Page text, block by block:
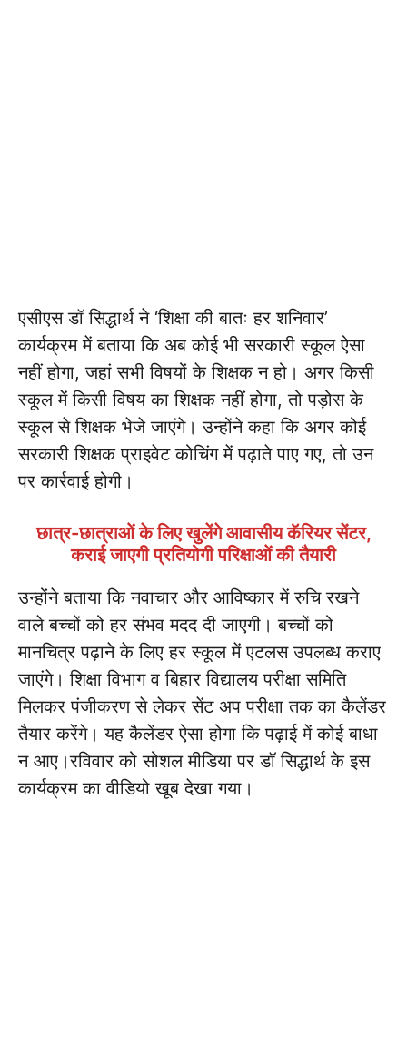
एसीएस डॉ सिद्धार्थ ने ‘शिक्षा की बातः हर शनिवार’
कार्यक्रम में बताया कि अब कोई भी सरकारी स्कूल ऐसा
नहीं होगा, जहां सभी विषयों के शिक्षक न हो। अगर किसी
स्कूल में किसी विषय का शिक्षक नहीं होगा, तो पड़ोस के
स्कूल से शिक्षक भेजे जाएंगे। उन्होंने कहा कि अगर कोई
सरकारी शिक्षक प्राइवेट कोचिंग में पढ़ाते पाए गए, तो उन
पर कार्रवाई होगी।
छात्र-छात्राओं के लिए खुलेंगे आवासीय कॅरियर सेंटर,
कराई जाएगी प्रतियोगी परिक्षाओं की तैयारी
उन्होंने बताया कि नवाचार और आविष्कार में रुचि रखने
वाले बच्चों को हर संभव मदद दी जाएगी। बच्चों को
मानचित्र पढ़ाने के लिए हर स्कूल में एटलस उपलब्ध कराए
जाएंगे। शिक्षा विभाग व बिहार विद्यालय परीक्षा समिति
मिलकर पंजीकरण से लेकर सेंट अप परीक्षा तक का कैलेंडर
तैयार करेंगे। यह कैलेंडर ऐसा होगा कि पढ़ाई में कोई बाधा
न आए।रविवार को सोशल मीडिया पर डॉ सिद्धार्थ के इस
कार्यक्रम का वीडियो खूब देखा गया।